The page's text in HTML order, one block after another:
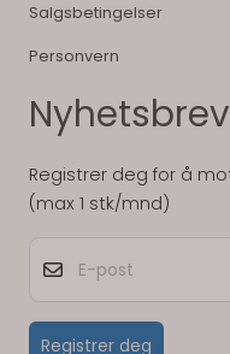
Salgsbetingelser
Personvern
Nyhetsbrev
Registrer deg for å
(max 1 stk/mnd)
Registrer deg